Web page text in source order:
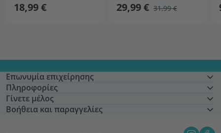
18,99 € 29,99 € 31,99 €
Επωνυμία επιχείρησης
Πληροφορίες
Γίνετε μέλος
Βοήθεια και παραγγελίες